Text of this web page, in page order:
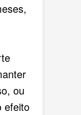
ou
efeito